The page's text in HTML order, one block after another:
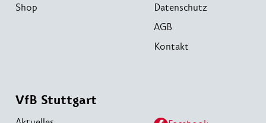
Shop
Datenschutz
AGB
Kontakt
VfB Stuttgart